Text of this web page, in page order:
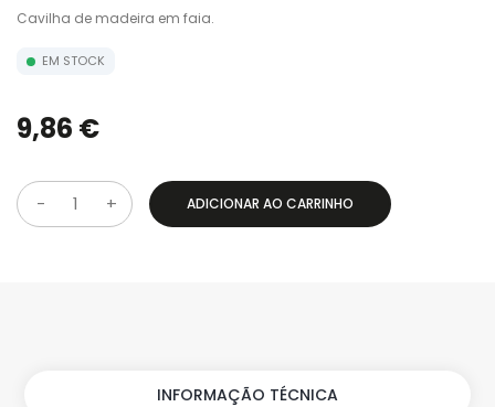
Cavilha de madeira em faia.
EM STOCK
9,86 €
Q
ADICIONAR AO CARRINHO
INFORMAÇÃO TÉCNICA